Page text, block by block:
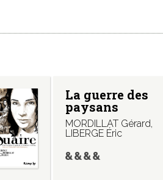
La guerre des
paysans
MORDILLAT Gérard,
LIBERGE Éric